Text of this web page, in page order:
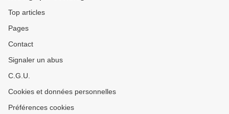
Top articles
Pages
Contact
Signaler un abus
C.G.U.
Cookies et données personnelles
Préférences cookies